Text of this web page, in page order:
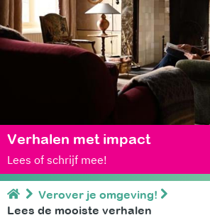
Verhalen met impact
Lees of schrijf mee!
Verover je omgeving!
Lees de mooiste verhalen